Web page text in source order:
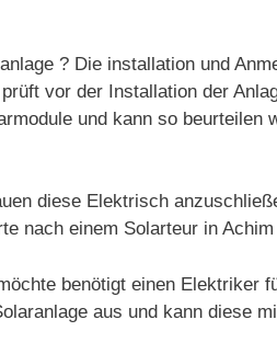
? Die installation und
vor der Installation der
und kann so beurteilen
diese Elektrisch
nach einem Solarteur in
benötigt einen Elektriker
aus und kann diese